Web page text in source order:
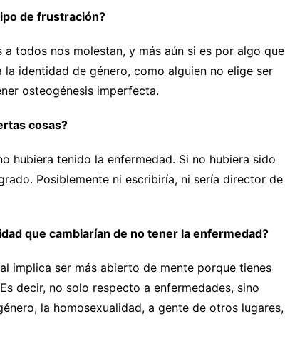
de frustración?
todos nos molestan, y más aún si es por algo que
identidad de género, como alguien no elige ser
osteogénesis imperfecta.
cosas?
hubiera tenido la enfermedad. Si no hubiera sido
Posiblemente ni escribiría, ni sería director de
que cambiarían de no tener la enfermedad?
implica ser más abierto de mente porque tienes
decir, no solo respecto a enfermedades, sino
la homosexualidad, a gente de otros lugares,